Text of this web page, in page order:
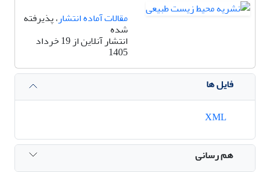
مقالات آماده انتشار، پذیرفته
شده
انتشار آنلاین از 19 خرداد
1405
فایل ها
هم رسانی